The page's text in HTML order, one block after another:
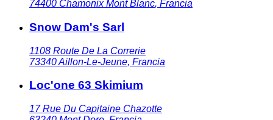
74400 Chamonix Mont Blanc, Francia
Snow Dam's Sarl
1108 Route De La Correrie
73340Aillon-Le-Jeune, Francia
Loc'one 63 Skimium
17 Rue Du Capitaine Chazotte